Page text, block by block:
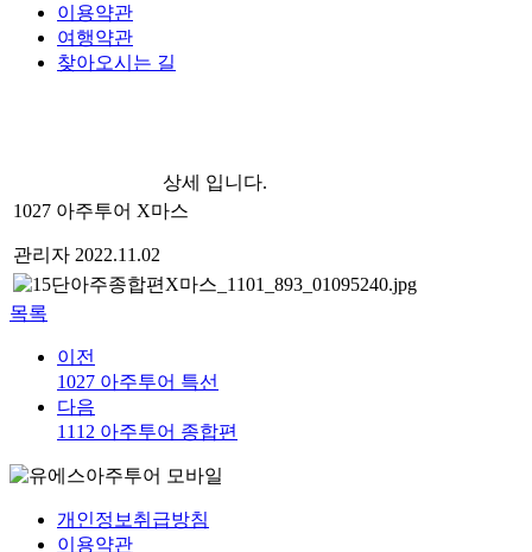
이용약관
여행약관
찾아오시는 길
상세 입니다.
1027 아주투어 X마스
관리자 2022.11.02
목록
이전
1027 아주투어 특선
다음
1112 아주투어 종합편
개인정보취급방침
이용약관